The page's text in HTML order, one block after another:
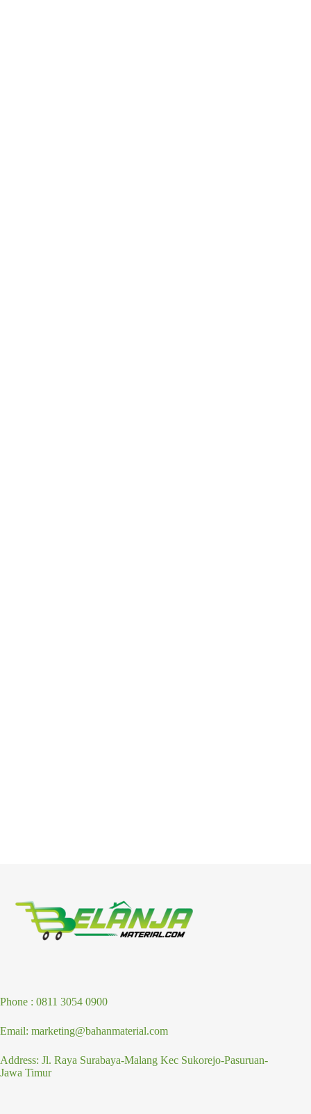
Phone : 0811 3054 0900
Email: marketing@bahanmaterial.com
Address: Jl. Raya Surabaya-Malang Kec Sukorejo-Pasuruan-
Jawa Timur